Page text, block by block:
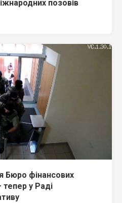
позовів
Бюро фінансових
тепер у Раді